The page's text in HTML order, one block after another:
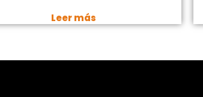
Leer más